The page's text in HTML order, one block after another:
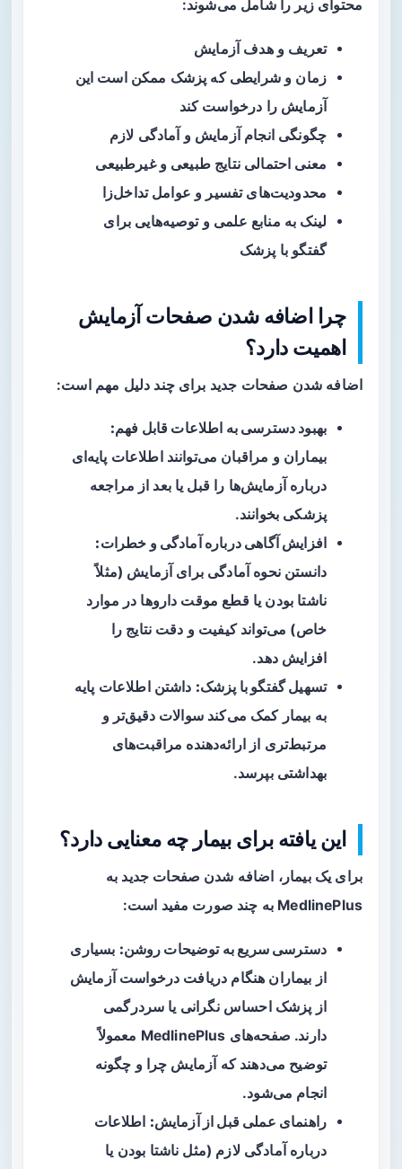
محتوای زیر را شامل می‌شوند:
تعریف و هدف آزمایش
زمان و شرایطی که پزشک ممکن است این
آزمایش را درخواست کند
چگونگی انجام آزمایش و آمادگی لازم
معنی احتمالی نتایج طبیعی و غیرطبیعی
محدودیت‌های تفسیر و عوامل تداخل‌زا
لینک به منابع علمی و توصیه‌هایی برای
گفتگو با پزشک
چرا اضافه شدن صفحات آزمایش
اهمیت دارد؟
اضافه شدن صفحات جدید برای چند دلیل مهم است:
بهبود دسترسی به اطلاعات قابل فهم:
بیماران و مراقبان می‌توانند اطلاعات پایه‌ای
درباره آزمایش‌ها را قبل یا بعد از مراجعه
پزشکی بخوانند.
افزایش آگاهی درباره آمادگی و خطرات:
دانستن نحوه آمادگی برای آزمایش (مثلاً
ناشتا بودن یا قطع موقت داروها در موارد
خاص) می‌تواند کیفیت و دقت نتایج را
افزایش دهد.
تسهیل گفتگو با پزشک: داشتن اطلاعات پایه
به بیمار کمک می‌کند سوالات دقیق‌تر و
مرتبط‌تری از ارائه‌دهنده مراقبت‌های
بهداشتی بپرسد.
این یافته برای بیمار چه معنایی دارد؟
برای یک بیمار، اضافه شدن صفحات جدید به
MedlinePlus به چند صورت مفید است:
دسترسی سریع به توضیحات روشن: بسیاری
از بیماران هنگام دریافت درخواست آزمایش
از پزشک احساس نگرانی یا سردرگمی
دارند. صفحه‌های MedlinePlus معمولاً
توضیح می‌دهند که آزمایش چرا و چگونه
انجام می‌شود.
راهنمای عملی قبل از آزمایش: اطلاعات
درباره آمادگی لازم (مثل ناشتا بودن یا